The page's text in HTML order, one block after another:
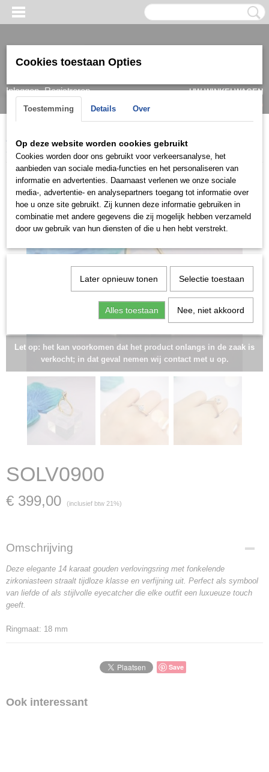
Inloggen Registreren
UW WINKELWAGEN
(0)
Home > > Verlovingsringen / Engagement
SOLV0900
Let op: het kan voorkomen dat het product onlangs in de zaak is
verkocht; in dat geval nemen wij contact met u op.
SOLV0900
€ 399,00 (inclusief btw 21%)
Omschrijving
Deze elegante 14 karaat gouden verlovingsring met fonkelende
zirkoniasteen straalt tijdloze klasse en verfijning uit. Perfect als symbool
van liefde of als stijlvolle eyecatcher die elke outfit een luxueuze touch
geeft.
Ringmaat: 18 mm
Save
Ook interessant
Cookies toestaan Opties
Toestemming Details Over
Op deze website worden cookies gebruikt
Cookies worden door ons gebruikt voor verkeersanalyse, het
aanbieden van sociale media-functies en het personaliseren van
informatie en advertenties. Daarnaast verlenen we onze sociale
media-, advertentie- en analysepartners toegang tot informatie over
hoe u onze site gebruikt. Zij kunnen deze informatie gebruiken in
combinatie met andere gegevens die zij mogelijk hebben verzameld
door uw gebruik van hun diensten of die u hen hebt verstrekt.
Later opnieuw tonen Selectie toestaan
Alles toestaan Nee, niet akkoord